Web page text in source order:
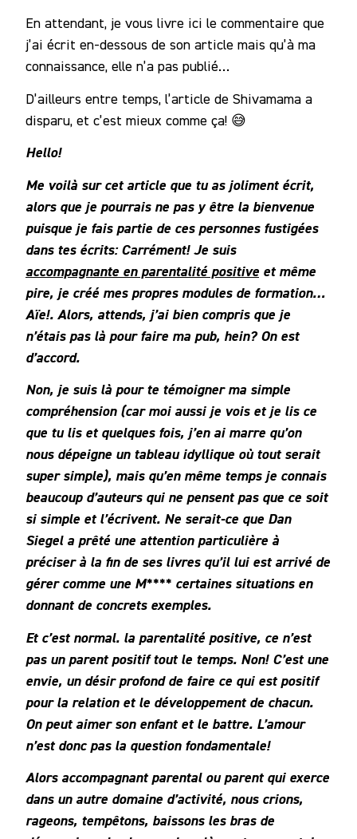
En attendant, je vous livre ici le commentaire que
j’ai écrit en-dessous de son article mais qu’à ma
connaissance, elle n’a pas publié…
D’ailleurs entre temps, l’article de Shivamama a
disparu, et c’est mieux comme ça! 😅
Hello!
Me voilà sur cet article que tu as joliment écrit,
alors que je pourrais ne pas y être la bienvenue
puisque je fais partie de ces personnes fustigées
dans tes écrits: Carrément! Je suis
accompagnante en parentalité positive et même
pire, je créé mes propres modules de formation…
Aïe!. Alors, attends, j’ai bien compris que je
n’étais pas là pour faire ma pub, hein? On est
d’accord.
Non, je suis là pour te témoigner ma simple
compréhension (car moi aussi je vois et je lis ce
que tu lis et quelques fois, j’en ai marre qu’on
nous dépeigne un tableau idyllique où tout serait
super simple), mais qu’en même temps je connais
beaucoup d’auteurs qui ne pensent pas que ce soit
si simple et l’écrivent. Ne serait-ce que Dan
Siegel a prêté une attention particulière à
préciser à la fin de ses livres qu’il lui est arrivé de
gérer comme une M**** certaines situations en
donnant de concrets exemples.
Et c’est normal. la parentalité positive, ce n’est
pas un parent positif tout le temps. Non! C’est une
envie, un désir profond de faire ce qui est positif
pour la relation et le développement de chacun.
On peut aimer son enfant et le battre. L’amour
n’est donc pas la question fondamentale!
Alors accompagnant parental ou parent qui exerce
dans un autre domaine d’activité, nous crions,
rageons, tempêtons, baissons les bras de